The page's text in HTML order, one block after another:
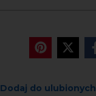
Dodaj do ulubionych